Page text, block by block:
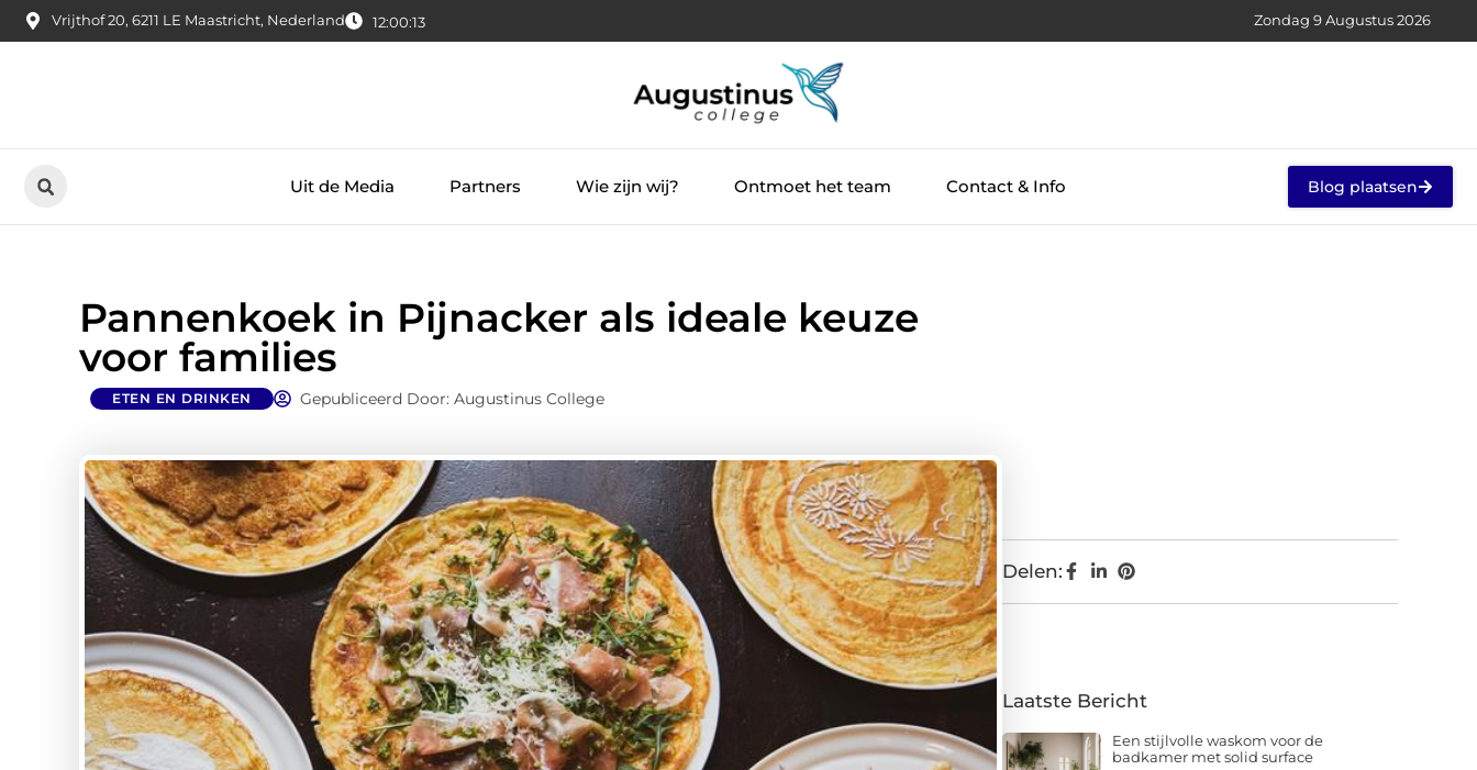
Vrijthof 20, 6211 LE Maastricht, Nederland 12:00:14 Zondag 9 Augustus 2026
Uit de Media Partners Wie zijn wij? Ontmoet het team Contact & Info Blog plaatsen
Pannenkoek in Pijnacker als ideale keuze
voor families
ETEN EN DRINKEN Gepubliceerd Door: Augustinus College
Delen:
Laatste Bericht
Een stijlvolle waskom voor de
badkamer met solid surface